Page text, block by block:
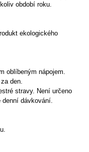
období roku.
ekologického
oblíbeným nápojem.
den.
stravy. Není určeno
denní dávkování.